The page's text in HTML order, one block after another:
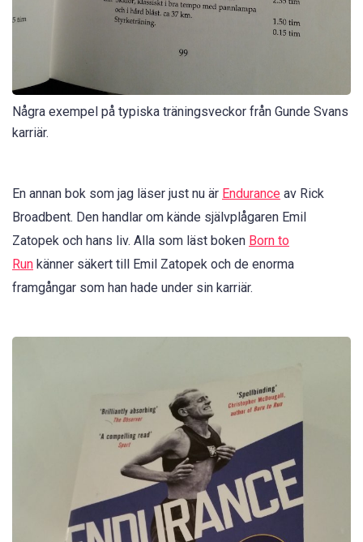
Några exempel på typiska träningsveckor från Gunde Svans
karriär.
En annan bok som jag läser just nu är Endurance av Rick
Broadbent. Den handlar om kände självplågaren Emil
Zatopek och hans liv. Alla som läst boken Born to
Run känner säkert till Emil Zatopek och de enorma
framgångar som han hade under sin karriär.